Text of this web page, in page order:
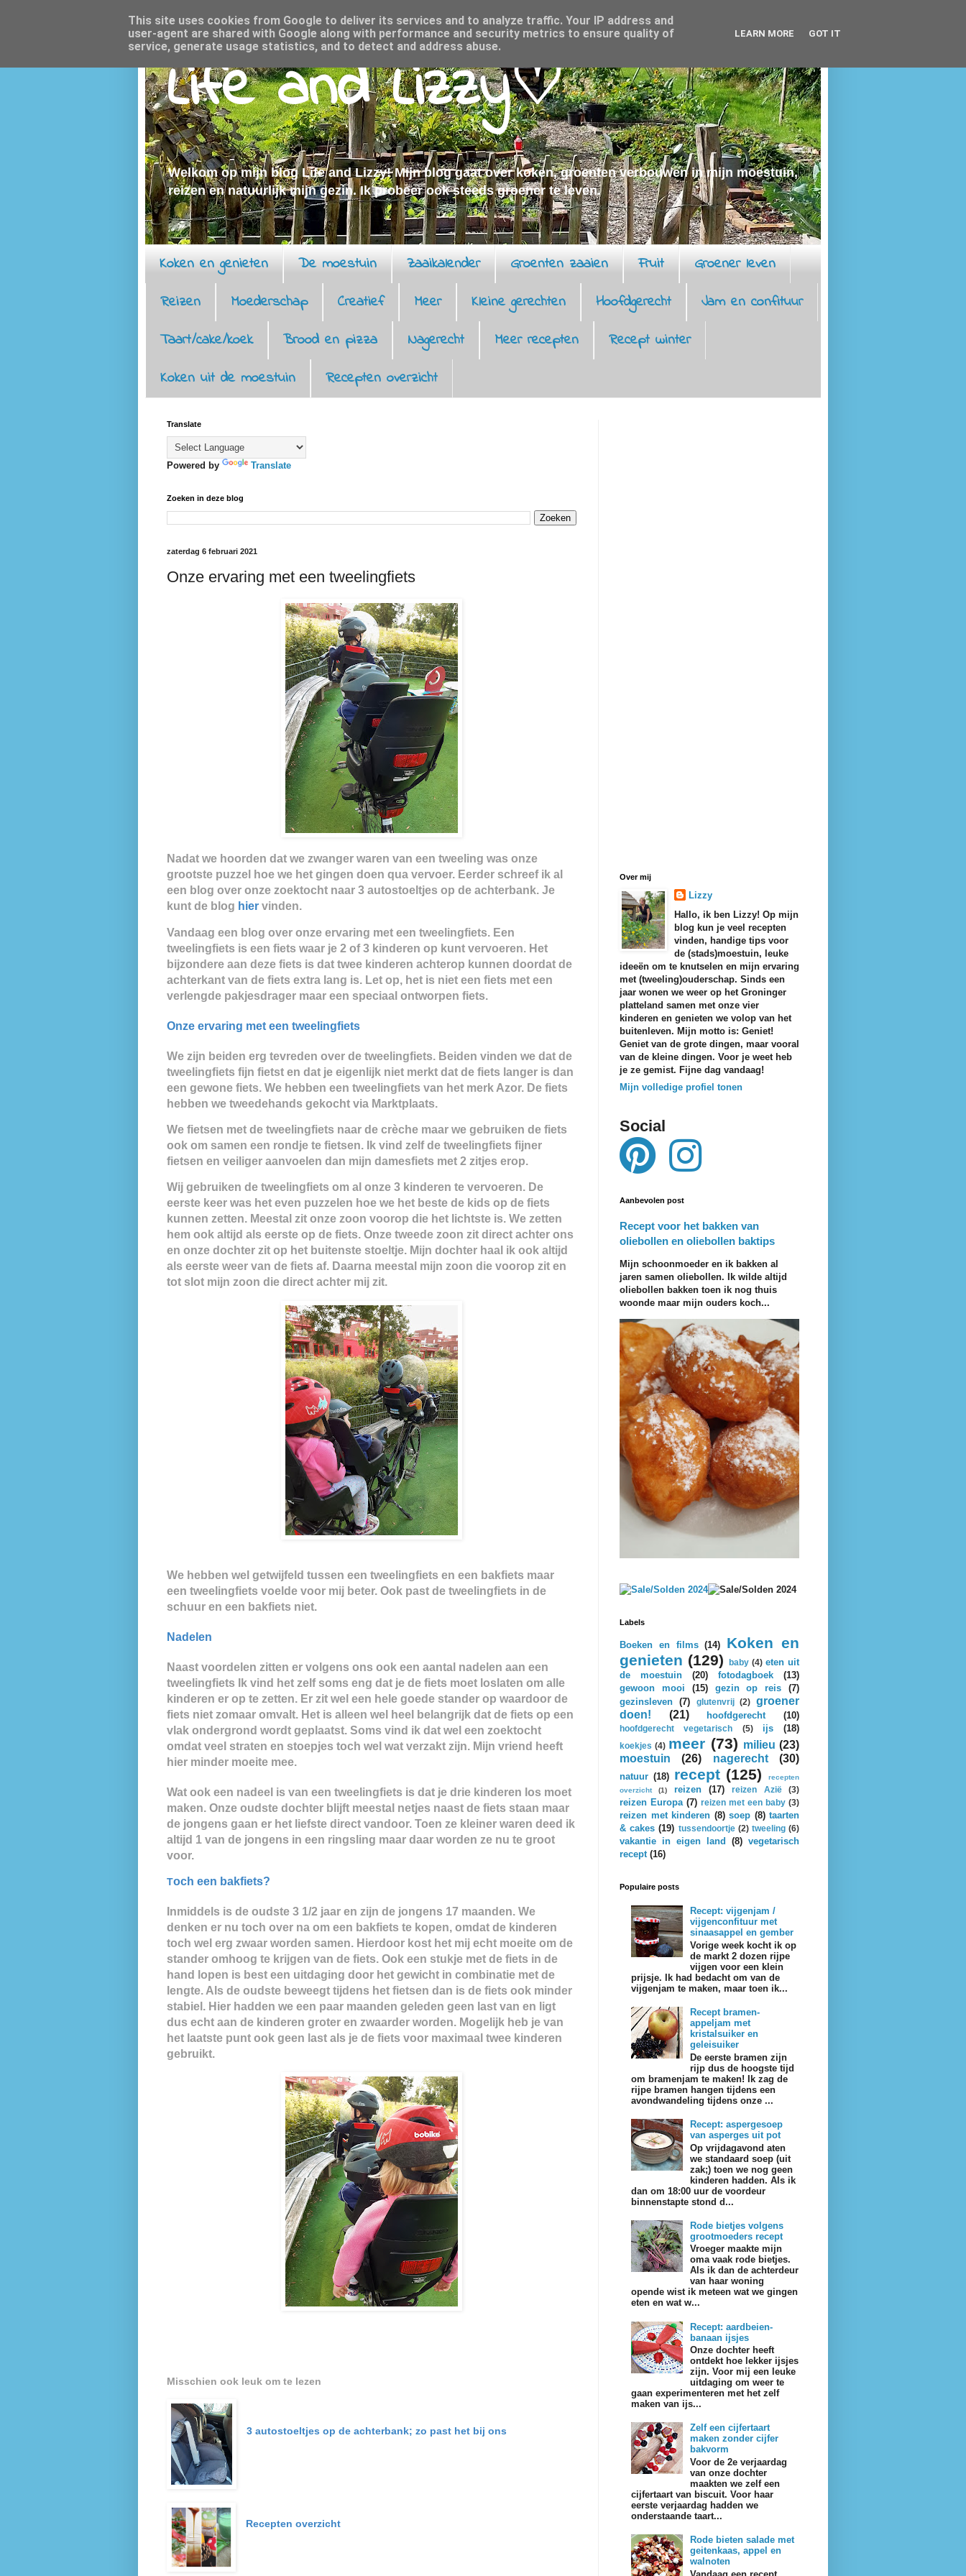
Life and Lizzy♡
Welkom op mijn blog Life and Lizzy! Mijn blog gaat over koken, groenten verbouwen in mijn moestuin,
reizen en natuurlijk mijn gezin. Ik probeer ook steeds groener te leven.
Koken en genieten De moestuin Zaaikalender Groenten zaaien Fruit
Groener leven
Reizen
Moederschap Creatief Meer Kleine gerechten Hoofdgerecht
Jam en confituur
Taart/cake/koek
Brood en pizza Nagerecht Meer recepten
Recept winter
Koken uit de moestuin
Recepten overzicht
Translate
Powered by Translate
Zoeken in deze blog
zaterdag 6 februari 2021
Onze ervaring met een tweelingfiets
Nadat we hoorden dat we zwanger waren van een tweeling was onze
grootste puzzel hoe we het gingen doen qua vervoer. Eerder schreef ik al
een blog over onze zoektocht naar 3 autostoeltjes op de achterbank. Je
kunt de blog hier vinden.
Vandaag een blog over onze ervaring met een tweelingfiets. Een
tweelingfiets is een fiets waar je 2 of 3 kinderen op kunt vervoeren. Het
bijzondere aan deze fiets is dat twee kinderen achterop kunnen doordat de
achterkant van de fiets extra lang is. Let op, het is niet een fiets met een
verlengde pakjesdrager maar een speciaal ontworpen fiets.
Onze ervaring met een tweelingfiets
We zijn beiden erg tevreden over de tweelingfiets. Beiden vinden we dat de
tweelingfiets fijn fietst en dat je eigenlijk niet merkt dat de fiets langer is dan
een gewone fiets. We hebben een tweelingfiets van het merk Azor. De fiets
hebben we tweedehands gekocht via Marktplaats.
We fietsen met de tweelingfiets naar de crèche maar we gebruiken de fiets
ook om samen een rondje te fietsen. Ik vind zelf de tweelingfiets fijner
fietsen en veiliger aanvoelen dan mijn damesfiets met 2 zitjes erop.
Wij gebruiken de tweelingfiets om al onze 3 kinderen te vervoeren. De
eerste keer was het even puzzelen hoe we het beste de kids op de fiets
kunnen zetten. Meestal zit onze zoon voorop die het lichtste is. We zetten
hem ook altijd als eerste op de fiets. Onze tweede zoon zit direct achter ons
en onze dochter zit op het buitenste stoeltje. Mijn dochter haal ik ook altijd
als eerste weer van de fiets af. Daarna meestal mijn zoon die voorop zit en
tot slot mijn zoon die direct achter mij zit.
We hebben wel getwijfeld tussen een tweelingfiets en een bakfiets maar
een tweelingfiets voelde voor mij beter. Ook past de tweelingfiets in de
schuur en een bakfiets niet.
Nadelen
Naast voordelen zitten er volgens ons ook een aantal nadelen aan een
tweelingfiets Ik vind het zelf soms eng dat je de fiets moet loslaten om alle
kinderen er op te zetten. Er zit wel een hele goede stander op waardoor de
fiets niet zomaar omvalt. Het is alleen wel heel belangrijk dat de fiets op een
vlak ondergrond wordt geplaatst. Soms vind ik dat wel een zoektocht
omdat veel straten en stoepjes toch wel wat verzakt zijn. Mijn vriend heeft
hier minder moeite mee.
Wat ook een nadeel is van een tweelingfiets is dat je drie kinderen los moet
maken. Onze oudste dochter blijft meestal netjes naast de fiets staan maar
de jongens gaan er het liefste direct vandoor. Toen ze kleiner waren deed ik
altijd 1 van de jongens in een ringsling maar daar worden ze nu te groot
voor.
Toch een bakfiets?
Inmiddels is de oudste 3 1/2 jaar en zijn de jongens 17 maanden. We
denken er nu toch over na om een bakfiets te kopen, omdat de kinderen
toch wel erg zwaar worden samen. Hierdoor kost het mij echt moeite om de
stander omhoog te krijgen van de fiets. Ook een stukje met de fiets in de
hand lopen is best een uitdaging door het gewicht in combinatie met de
lengte. Als de oudste beweegt tijdens het fietsen dan is de fiets ook minder
stabiel. Hier hadden we een paar maanden geleden geen last van en ligt
dus echt aan de kinderen groter en zwaarder worden. Mogelijk heb je van
het laatste punt ook geen last als je de fiets voor maximaal twee kinderen
gebruikt.
Misschien ook leuk om te lezen
3 autostoeltjes op de achterbank; zo past het bij ons
Recepten overzicht
Over mij
Lizzy
Hallo, ik ben Lizzy! Op mijn
blog kun je veel recepten
vinden, handige tips voor
de (stads)moestuin, leuke
ideeën om te knutselen en mijn ervaring
met (tweeling)ouderschap. Sinds een
jaar wonen we weer op het Groninger
platteland samen met onze vier
kinderen en genieten we volop van het
buitenleven. Mijn motto is: Geniet!
Geniet van de grote dingen, maar vooral
van de kleine dingen. Voor je weet heb
je ze gemist. Fijne dag vandaag!
Mijn volledige profiel tonen
Social
Aanbevolen post
Recept voor het bakken van
oliebollen en oliebollen baktips
Mijn schoonmoeder en ik bakken al
jaren samen oliebollen. Ik wilde altijd
oliebollen bakken toen ik nog thuis
woonde maar mijn ouders koch...
Labels
Boeken en films (14)
Koken en
genieten (129) baby (4) eten uit
de moestuin
(20) fotodagboek
(13)
gewoon mooi
(15) gezin op reis
(7)
gezinsleven (7) glutenvrij (2)
groener
doen!
(21) hoofdgerecht (10)
hoofdgerecht vegetarisch (5) ijs (18)
koekjes (4) meer (73) milieu (23)
moestuin
(26) nagerecht (30)
natuur (18) recept (125)
recepten
overzicht
(1) reizen (17) reizen Azië (3)
reizen Europa (7) reizen met een baby (3)
reizen met kinderen (8) soep (8) taarten
& cakes (19) tussendoortje (2) tweeling (6)
vakantie in eigen land (8) vegetarisch
recept (16)
Populaire posts
Recept: vijgenjam /
vijgenconfituur met
sinaasappel en gember
Vorige week kocht ik op
de markt 2 dozen rijpe
vijgen voor een klein
prijsje. Ik had bedacht om van de
vijgenjam te maken, maar toen ik...
Recept bramen-
appeljam met
kristalsuiker en
geleisuiker
De eerste bramen zijn
rijp dus de hoogste tijd
om bramenjam te maken! Ik zag de
rijpe bramen hangen tijdens een
avondwandeling tijdens onze ...
Recept: aspergesoep
van asperges uit pot
Op vrijdagavond aten
we standaard soep (uit
zak;) toen we nog geen
kinderen hadden. Als ik
dan om 18:00 uur de voordeur
binnenstapte stond d...
Rode bietjes volgens
grootmoeders recept
Vroeger maakte mijn
oma vaak rode bietjes.
Als ik dan de achterdeur
van haar woning
opende wist ik meteen wat we gingen
eten en wat w...
Recept: aardbeien-
banaan ijsjes
Onze dochter heeft
ontdekt hoe lekker ijsjes
zijn. Voor mij een leuke
uitdaging om weer te
gaan experimenteren met het zelf
maken van ijs...
Zelf een cijfertaart
maken zonder cijfer
bakvorm
Voor de 2e verjaardag
van onze dochter
maakten we zelf een
cijfertaart van biscuit. Voor haar
eerste verjaardag hadden we
onderstaande taart...
Rode bieten salade met
geitenkaas, appel en
walnoten
This site uses cookies from Google to deliver its services and to analyze traffic. Your IP address and
user-agent are shared with Google along with performance and security metrics to ensure quality of
service, generate usage statistics, and to detect and address abuse.
LEARN MORE GOT IT